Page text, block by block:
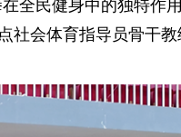
全民健身中的独特作
社会体育指导员骨干教